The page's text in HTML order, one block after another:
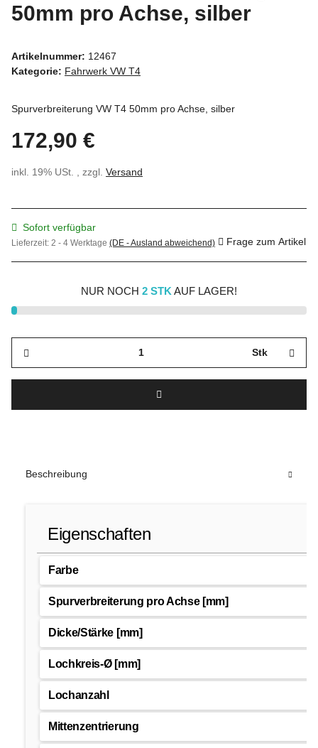
50mm pro Achse, silber
Artikelnummer: 12467
Kategorie: Fahrwerk VW T4
Spurverbreiterung VW T4 50mm pro Achse, silber
172,90 €
inkl. 19% USt. , zzgl. Versand
Sofort verfügbar
Lieferzeit: 2 - 4 Werktage (DE - Ausland abweichend) Frage zum Artikel
NUR NOCH 2 STK AUF LAGER!
Stk
Beschreibung
Eigenschaften
Farbe
Spurverbreiterung pro Achse [mm]
Dicke/Stärke [mm]
Lochkreis-Ø [mm]
Lochanzahl
Mittenzentrierung